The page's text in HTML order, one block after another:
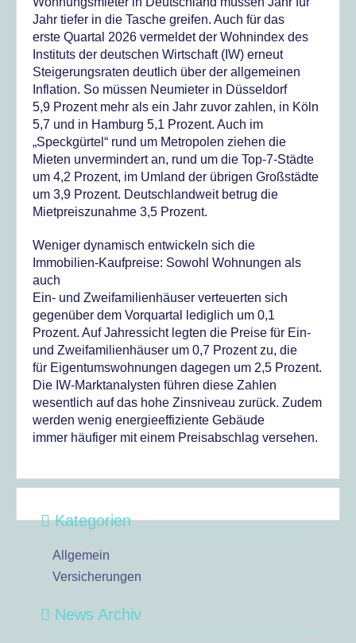
Jahr tiefer in die Tasche greifen. Auch für das
erste Quartal 2026 vermeldet der Wohnindex des
Instituts der deutschen Wirtschaft (IW) erneut
Steigerungsraten deutlich über der allgemeinen
Inflation. So müssen Neumieter in Düsseldorf
5,9 Prozent mehr als ein Jahr zuvor zahlen, in Köln
5,7 und in Hamburg 5,1 Prozent. Auch im
„Speckgürtel“ rund um Metropolen ziehen die
Mieten unvermindert an, rund um die Top-7-Städte
um 4,2 Prozent, im Umland der übrigen Großstädte
um 3,9 Prozent. Deutschlandweit betrug die
Mietpreiszunahme 3,5 Prozent.
Weniger dynamisch entwickeln sich die
Immobilien-Kaufpreise: Sowohl Wohnungen als
auch
Ein- und Zweifamilienhäuser verteuerten sich
gegenüber dem Vorquartal lediglich um 0,1
Prozent. Auf Jahressicht legten die Preise für Ein-
und Zweifamilienhäuser um 0,7 Prozent zu, die
für Eigentumswohnungen dagegen um 2,5 Prozent.
Die IW-Marktanalysten führen diese Zahlen
wesentlich auf das hohe Zinsniveau zurück. Zudem
werden wenig energieeffiziente Gebäude
immer häufiger mit einem Preisabschlag versehen.
Kategorien
Allgemein
Versicherungen
News Archiv